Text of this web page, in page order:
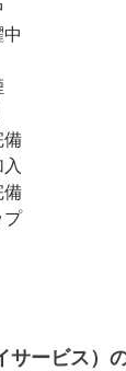
中
備
備
プ
サービス）